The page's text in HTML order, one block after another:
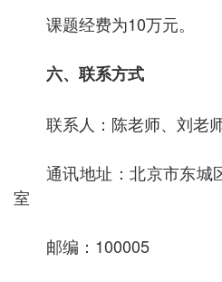
课题经费为10万元。
六、联系方式
联系人： 陈老师、 刘老
通讯地址：北京市东城
室
邮编： 100005